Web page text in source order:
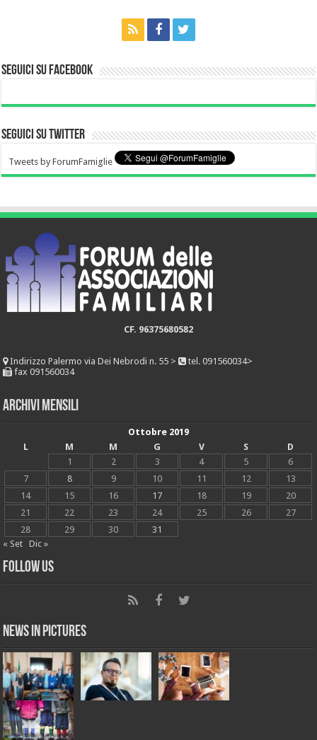
Seguici su Facebook
Seguici su Twitter
Tweets by ForumFamiglie
CF. 96375680582
IndirizzoPalermo via Dei Nebrodi n. 55 >
tel. 091560034>
fax 091560034
Archivi mensili
Ottobre 2019
L
M M G V S
D
1
2 3 4 5
6
7
8 9 10 11 12
13
14
15 16 17 18 19
20
21
22 23 24 25 26
27
28
29 30
31
« Set
Dic »
Follow Us
News in Pictures